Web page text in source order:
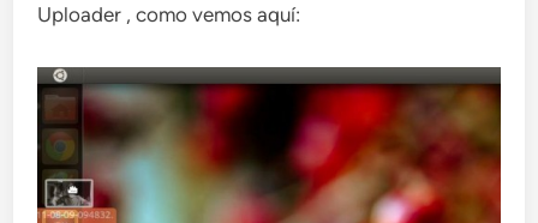
Uploader , como vemos aquí: